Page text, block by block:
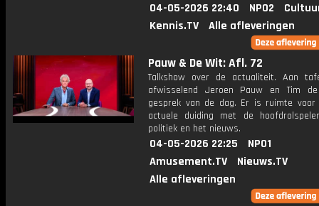
04-05-2026 22:40 NPO2
Kennis.TV
Alle afleveringen
Pauw & De Wit: Afl. 72
Talkshow over de actualiteit. Aan
afwisselend Jeroen Pauw en Tim
gesprek van de dag. Er is ruimte
actuele duiding met de
politiek en het nieuws.
04-05-2026 22:25
NPO1
Amusement.TV
Nieuws.TV
Alle afleveringen